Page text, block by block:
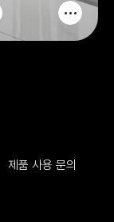
제품 사용 문의